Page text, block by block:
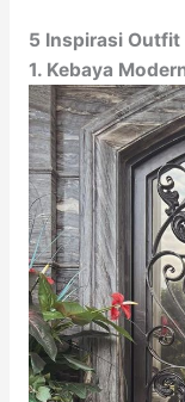
5 Inspirasi Outfit
1. Kebaya